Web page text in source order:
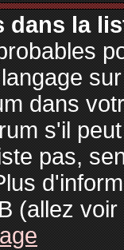
dans la
dans
s'il
pas,
(allez